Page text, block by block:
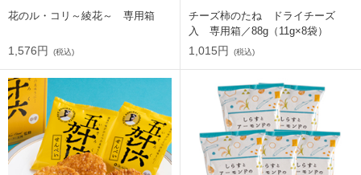
花のル・コリ～綾花～ 専用箱
1,576円 (税込)
チーズ柿のたね ドライチーズ
入 専用箱／88g（11g×8袋）
1,015円 (税込)